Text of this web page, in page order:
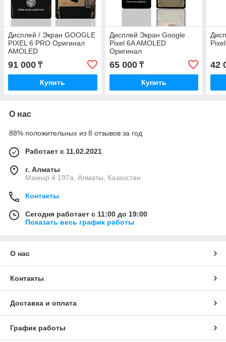
Дисплей / Экран GOOGLE
PIXEL 6 PRO Оригинал
AMOLED
91 000 ₸
Купить
Дисплей Экран Google
Pixel 6A AMOLED
Оригинал
65 000₸
Купить
42
О нас
88% положительных из 8 отзывов за год
Работает с 11.02.2021
г. Алматы
Мамыр 4 197а, Алматы, Казахстан
Контакты
Сегодня работает с 11:00 до 19:00
Показать весь график работы
О нас
Контакты
Доставка и оплата
График работы